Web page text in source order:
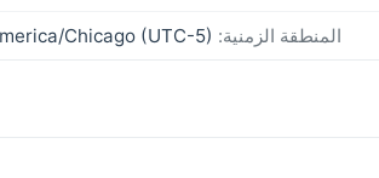
المنطقة الزمنية: